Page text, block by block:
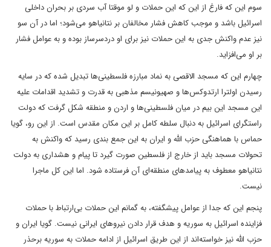
سوم این که فارغ از این که این حملات و لو موقتا آب سردی بر بحران داخلی
اسرائیل باشد و موجب کاهش فشار مخالفان بر نتانیاهو می‌شود؛ اما در آن سو
نیز عدم واکنش جدی به این حملات نیز برای او دردسرساز بوده و به عوامل فشار
بر او می‌افزاید.
چهارم این که مسجد الاقصی به نماد مبارزه فلسطینی‌ها تبدیل شده که در سایه
رسیدن اولترا ارتدوکس‌ها و صهیونیسم مذهبی به قدرت و تشدید اقدامات علیه
این مسجد این بیم در میان فلسطینی‌ها و اردن و منطقه شکل گرفت که دولت
راستگرای اسرائیل به دنبال سلطه کامل بر این مکان مقدس است. از این رو، گویا
حماس با هماهنگی حزب الله و ایران به این جمع بندی رسید که واکنش به
تحولات مسجد باید از خارج از فلسطین صورت گیرد تا پیام و هشداری به دولت
نتانیاهو معطوف به پیامدهای منطقه‌ای آن فرستاده شود. اما این کل ماجرا
نیست.
پنجم این که جدا از عوامل پیشگفته، به گمانم این حملات بی‌ارتباط با حملات
فزاینده اسرائیل به سوریه و هدف قرار دادن نیروهای ایرانی نیست. گویا ایران و
حزب الله نیز خواسته‌اند از این طریق اسرائیل از ادامه حملات به سوریه برحذر